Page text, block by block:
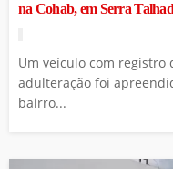
na Cohab, em Serra
Um veículo com registro
adulteração foi
bairro...